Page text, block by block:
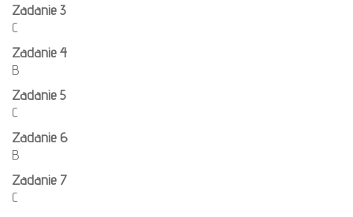
Zadanie 3
C
Zadanie 4
B
Zadanie 5
C
Zadanie 6
B
Zadanie 7
C